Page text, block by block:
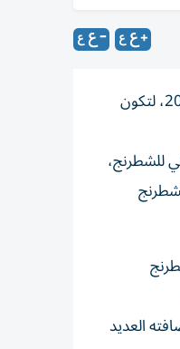
اعتمد الاتحاد الدولي للشطرنج (FIDE) استضافة نادي الفجيرة للشطرنج والثقافة بطولة العالم للشباب تحت 20 سنة لعام 2027، لتكون
للشطرنج،
العديد